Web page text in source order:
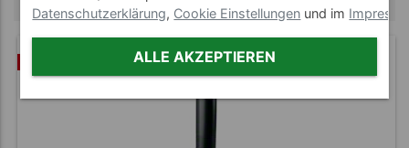
Datenschutzerklärung, Cookie Einstellungen und im
ALLE AKZEPTIEREN